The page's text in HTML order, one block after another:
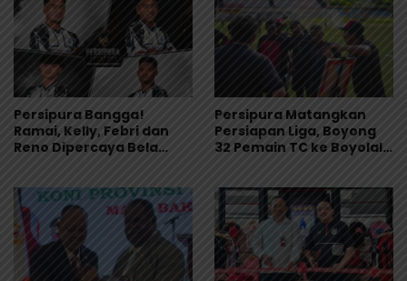
Persipura Bangga!
Ramai, Kelly, Febri dan
Reno Dipercaya Bela
Persipura Matangkan
Persiapan Liga, Boyong
32 Pemain TC ke Boyolali